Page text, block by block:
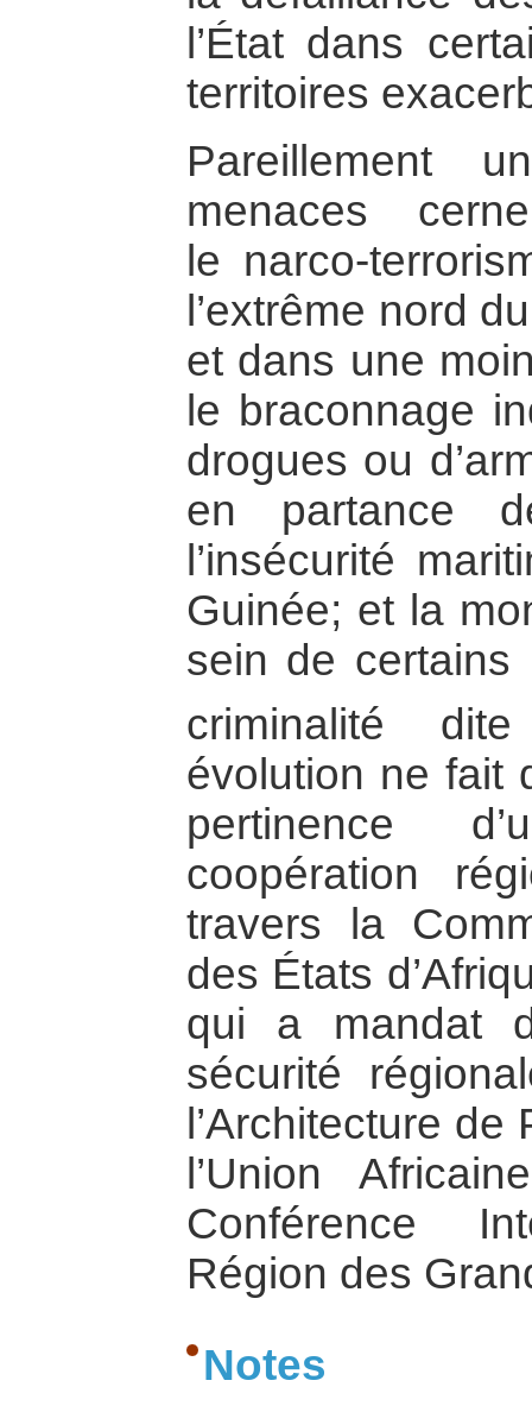
l’État dans
territoires
Pareillement
menaces
le narco-
l’extrême nord
et dans une
le braconnage
drogues ou
en partance
l’insécurité
Guinée; et la
sein de certains
criminalité dite
évolution ne fait
pertinence
coopération
travers la
des États
qui a mandat
sécurité
l’Architecture
l’Union
Conférence
Région des
Notes